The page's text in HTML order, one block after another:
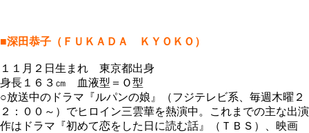
■深田恭子（ＦＵＫＡＤＡ ＫＹＯＫＯ）
１１月２日生まれ 東京都出身
身長１６３㎝ 血液型＝Ｏ型
○放送中のドラマ『ルパンの娘』（フジテレビ系、毎週木曜２
２：００～）でヒロイン三雲華を熱演中。これまでの主な出演
作はドラマ『初めて恋をした日に読む話』（ＴＢＳ）、映画